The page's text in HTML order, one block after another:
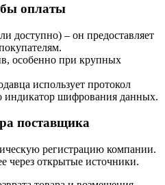
оплаты
доступно) – он предоставляет
особенно при крупных
использует протокол
индикатор шифрования данных.
поставщика
регистрацию компании.
через открытые источники.